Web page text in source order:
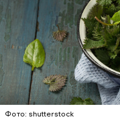
Фото: shutterstock
Опасность же щавеля
содержит большое
которая может